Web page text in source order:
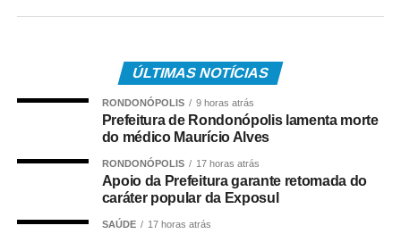
vitória, a trajetória do Flor Ribeirinha é consolidada como
cenário global.
WhatsApp
Facebook
Twitter
Messenger
LinkedIn
Share
ÚLTIMAS NOTÍCIAS
RONDONÓPOLIS 9 horas atrás
Prefeitura de Rondonópolis lamenta morte
do médico Maurício Alves
RONDONÓPOLIS 17 horas atrás
Apoio da Prefeitura garante retomada do
caráter popular da Exposul
SAÚDE 17 horas atrás